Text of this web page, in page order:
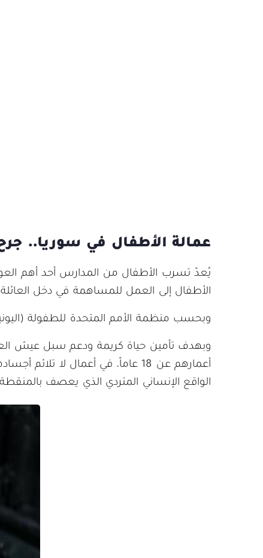
عمالة الأطفال في سوريا..
يُعدّ تسرب الأطفال من المدارس أحد أهم
الأطفال إلى العمل للمساهمة في دخل
وبحسب منظمة الأمم المتحدة للطفولة (اليونيسيف)، فإن 2.4 مليون طفل على الأقل غير قادرين على
وبهدف تأمين حياة كريمة ودعم سبل عيش
أعمارهم عن 18 عاماً، في أعمال لا
الواقع الإنساني المتردي الذي يعصف